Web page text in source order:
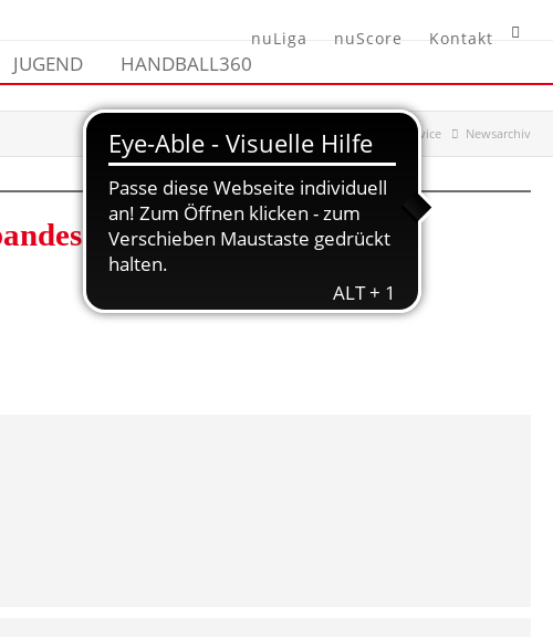
nuLiga nuScore Kontakt
JUGEND HANDBALL360
Hessischer Handball-Verband Verband Service Newsarchiv